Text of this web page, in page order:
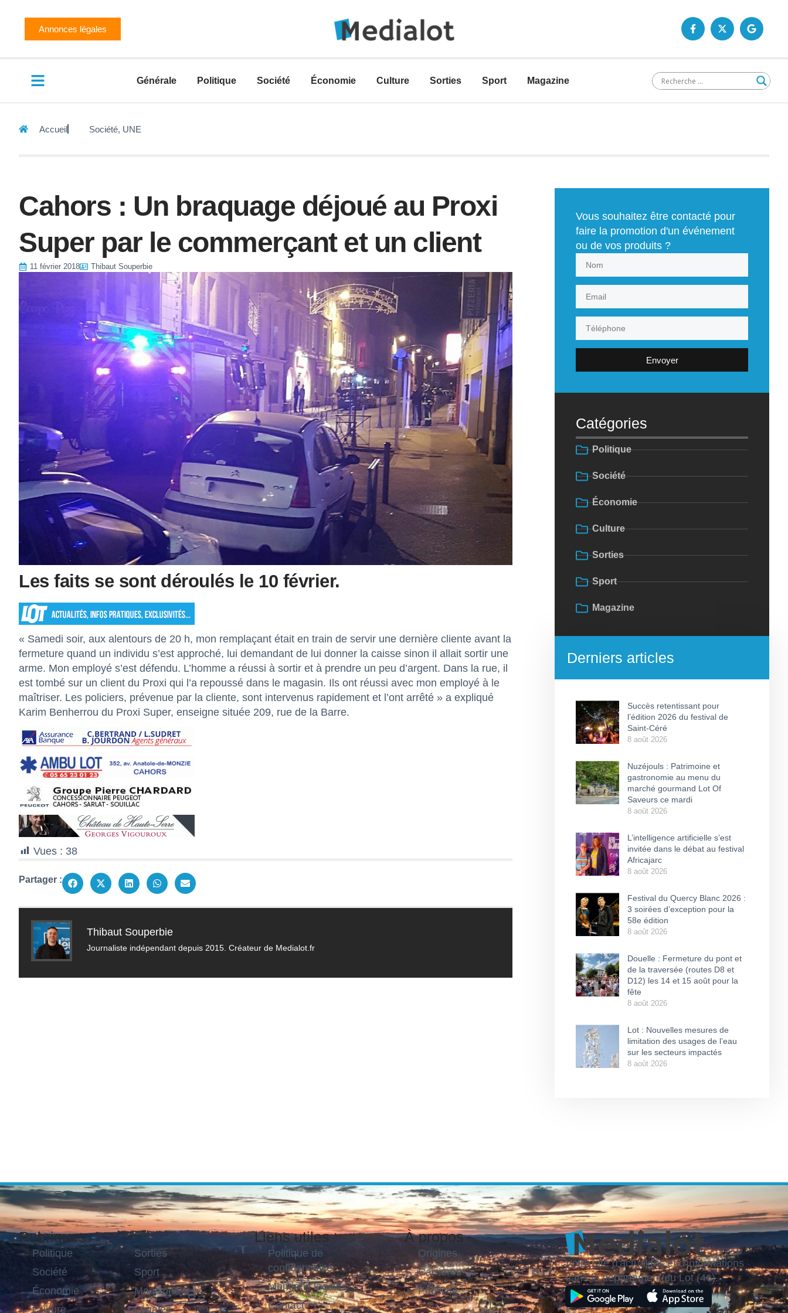
Annonces légales
Générale Politique Société Économie Culture Sorties Sport Magazine
Accueil Société, UNE
Cahors : Un braquage déjoué au Proxi
Super par le commerçant et un client
11 février 2018 Thibaut Souperbie
Les faits se sont déroulés le 10 février.
« Samedi soir, aux alentours de 20 h, mon remplaçant était en train de servir une dernière cliente avant la
fermeture quand un individu s’est approché, lui demandant de lui donner la caisse sinon il allait sortir une
arme. Mon employé s’est défendu. L’homme a réussi à sortir et à prendre un peu d’argent. Dans la rue, il
est tombé sur un client du Proxi qui l’a repoussé dans le magasin. Ils ont réussi avec mon employé à le
maîtriser. Les policiers, prévenue par la cliente, sont intervenus rapidement et l’ont arrêté » a expliqué
Karim Benherrou du Proxi Super, enseigne située 209, rue de la Barre.
Vues : 38
Partager :
Thibaut Souperbie
Journaliste indépendant depuis 2015. Créateur de Medialot.fr
Vous souhaitez être contacté pour
faire la promotion d'un événement
ou de vos produits ?
Envoyer
Catégories
Politique
Société
Économie
Culture
Sorties
Sport
Magazine
Derniers articles
Succès retentissant pour
l’édition 2026 du festival de
Saint-Céré
8 août 2026
Nuzéjouls : Patrimoine et
gastronomie au menu du
marché gourmand Lot Of
Saveurs ce mardi
8 août 2026
L’intelligence artificielle s’est
invitée dans le débat au festival
Africajarc
8 août 2026
Festival du Quercy Blanc 2026 :
3 soirées d’exception pour la
58e édition
8 août 2026
Douelle : Fermeture du pont et
de la traversée (routes D8 et
D12) les 14 et 15 août pour la
fête
8 août 2026
Lot : Nouvelles mesures de
limitation des usages de l’eau
sur les secteurs impactés
8 août 2026
Rubriques
Politique
Société
Économie
Culture
Sorties
Sport
Magazine
Légales
Liens utiles
Politique de
confidentialité
Mentions légales
Contact
À propos
Origines
Carrières
Publicité
Votre site d'actualités et d'informations
dans le département du Lot (46).